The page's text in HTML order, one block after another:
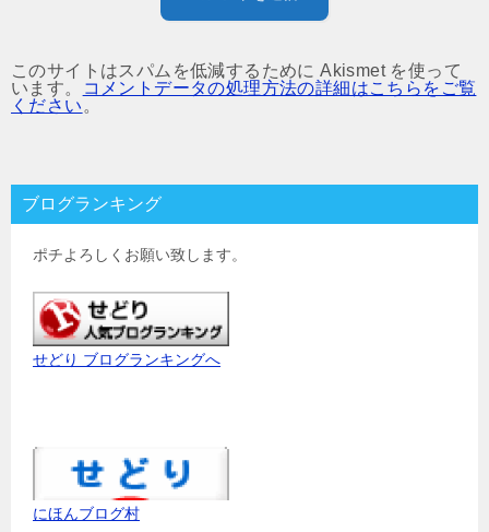
このサイトはスパムを低減するために Akismet を使って
います。
コメントデータの処理方法の詳細はこちらをご覧
ください 。
ブログランキング
ポチよろしくお願い致します。
せどり ブログランキングへ
にほんブログ村